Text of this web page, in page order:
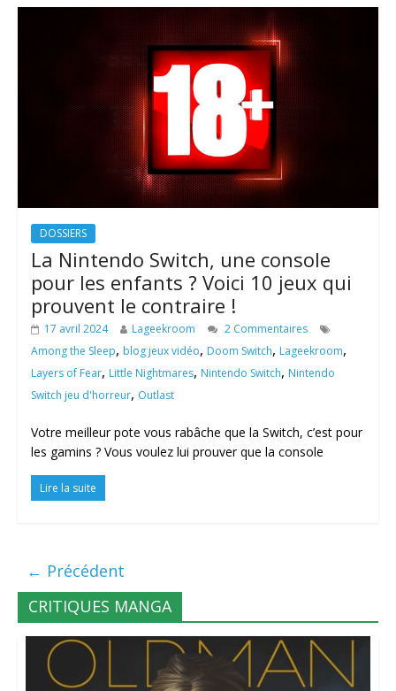
DOSSIERS
La Nintendo Switch, une console
pour les enfants ? Voici 10 jeux qui
prouvent le contraire !
17 avril 2024 Lageekroom
2 Commentaires
Among the Sleep, blog jeux vidéo, Doom Switch, Lageekroom,
Layers of Fear, Little Nightmares, Nintendo Switch, Nintendo
Switch jeu d'horreur, Outlast
Votre meilleur pote vous rabâche que la Switch, c’est pour
les gamins ? Vous voulez lui prouver que la console
Lire la suite
← Précédent
CRITIQUES MANGA